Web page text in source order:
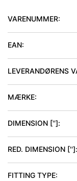
VARENUMMER:
EAN:
LEVERANDØRENS
MÆRKE:
DIMENSION ['']:
RED. DIMENSION ['']:
FITTING TYPE: